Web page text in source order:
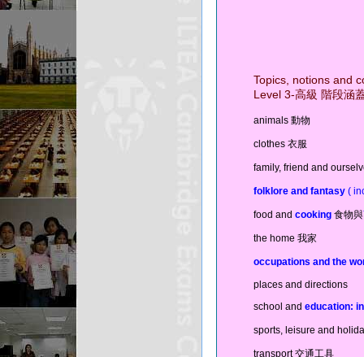
Topics, notions and
Level 3-高級 階段涵
animals 動物
clothes 衣服
family, friend and
folklore and fantasy (
food and cooking 食物與
the home 我家
occupations and the
places and directions
school and education:
sports, leisure and
transport 交通工具